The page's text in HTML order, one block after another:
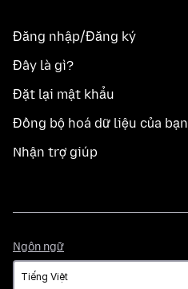
Đăng nhập/Đăng ký
Đây là gì?
Đặt lại mật khẩu
Đồng bộ hoá dữ liệu của bạn
Nhận trợ giúp
Ngôn ngữ
ngữ